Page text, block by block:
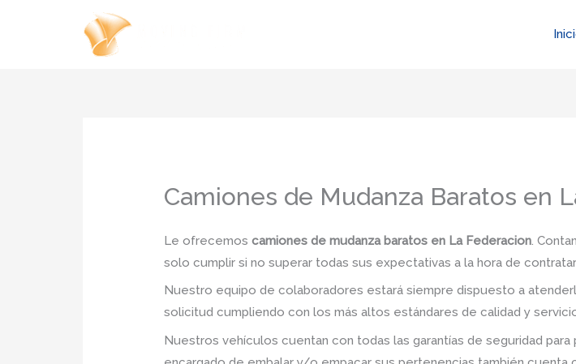
Camiones de Mudanza Baratos en
Le ofrecemos camiones de mudanza baratos en La Federacion .
solo cumplir si no superar todas sus expectativas a la hora de
Nuestro equipo de colaboradores estará siempre dispuesto a
solicitud cumpliendo con los más altos estándares de calidad y
Nuestros vehículos cuentan con todas las garantías de seguridad